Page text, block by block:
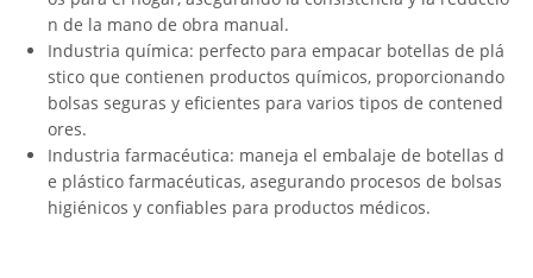
n de la mano de obra manual.
Industria química: perfecto para empacar botellas de plá
stico que contienen productos químicos, proporcionando
bolsas seguras y eficientes para varios tipos de contened
ores.
Industria farmacéutica: maneja el embalaje de botellas d
e plástico farmacéuticas, asegurando procesos de bolsas
higiénicos y confiables para productos médicos.